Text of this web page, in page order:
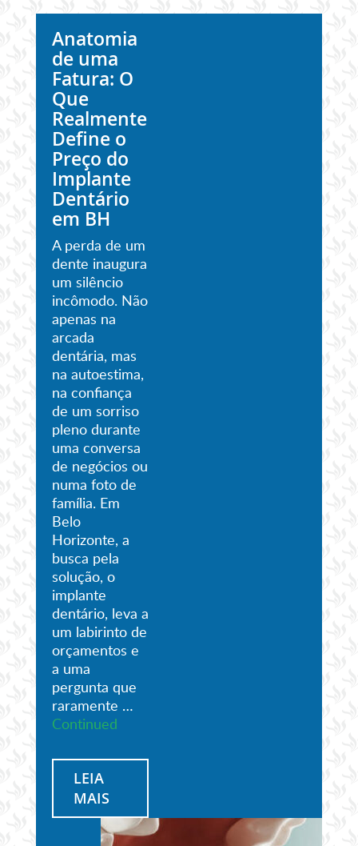
Anatomia
de uma
Fatura: O
Que
Realmente
Define o
Preço do
Implante
Dentário
em BH
A perda de um
dente inaugura
um silêncio
incômodo. Não
apenas na
arcada
dentária, mas
na autoestima,
na confiança
de um sorriso
pleno durante
uma conversa
de negócios ou
numa foto de
família. Em
Belo
Horizonte, a
busca pela
solução, o
implante
dentário, leva a
um labirinto de
orçamentos e
a uma
pergunta que
raramente …
Continued
LEIA
MAIS